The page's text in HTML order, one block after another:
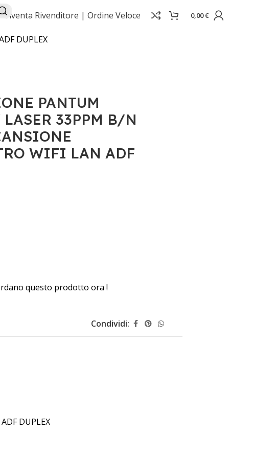
Diventa Rivenditore | Ordine Veloce 0,00€
DUPLEX
PANTUM
33PPM B/N
WIFI LAN ADF
questo prodotto ora !
Condividi:
DUPLEX